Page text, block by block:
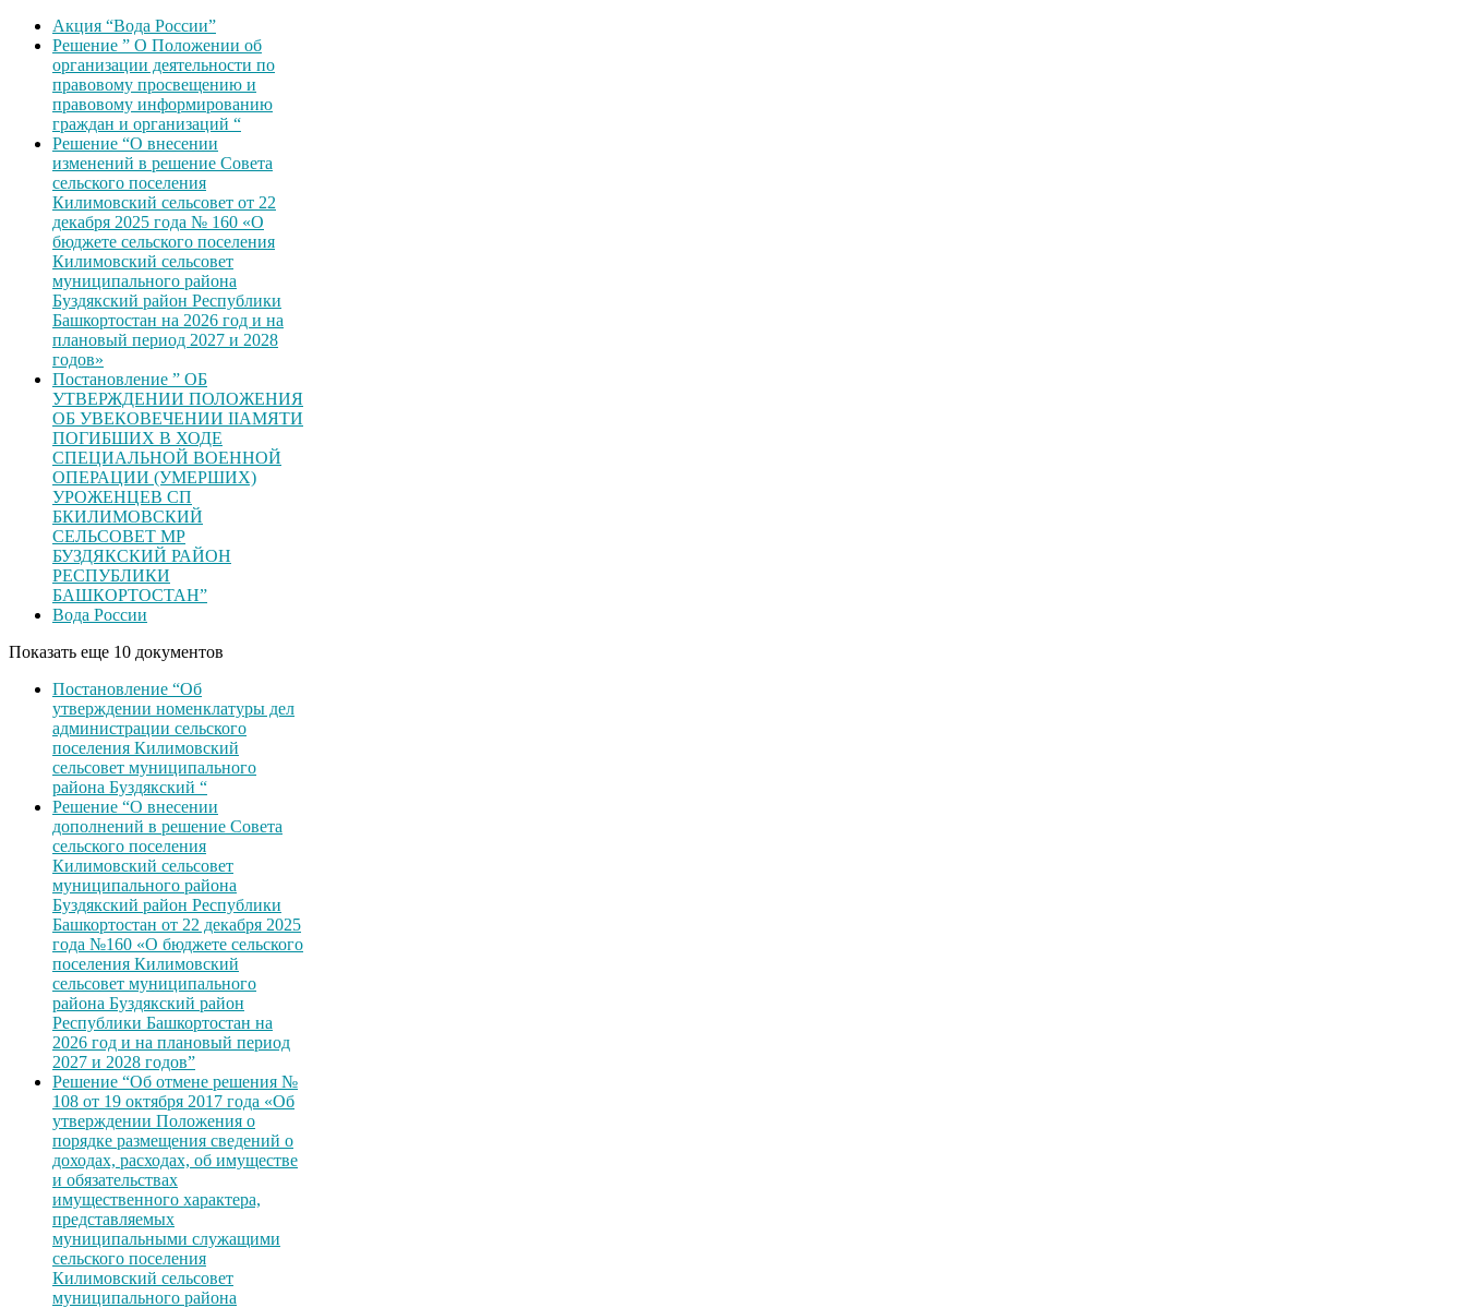
Акция “Вода России”
Решение ” О Положении об
организации деятельности по
правовому просвещению и
правовому информированию
граждан и организаций “
Решение “О внесении
изменений в решение Совета
сельского поселения
Килимовский сельсовет от 22
декабря 2025 года № 160 «О
бюджете сельского поселения
Килимовский сельсовет
муниципального района
Буздякский район Республики
Башкортостан на 2026 год и на
плановый период 2027 и 2028
годов»
Постановление ” ОБ
УТВЕРЖДЕНИИ ПОЛОЖЕНИЯ
ОБ УВЕКОВЕЧЕНИИ ІІАМЯТИ
ПОГИБШИХ В ХОДЕ
СПЕЦИАЛЬНОЙ ВОЕННОЙ
ОПЕРАЦИИ (УМЕРШИХ)
УРОЖЕНЦЕВ CП
БКИЛИМОВСКИЙ
СЕЛЬСОВЕТ МР
БУЗДЯКСКИЙ РАЙОН
РЕСПУБЛИКИ
БАШКОРТОСТАН”
Вода России
Показать еще 10 документов
Постановление “Об
утверждении номенклатуры дел
администрации сельского
поселения Килимовский
сельсовет муниципального
района Буздякский “
Решение “О внесении
дополнений в решение Совета
сельского поселения
Килимовский сельсовет
муниципального района
Буздякский район Республики
Башкортостан от 22 декабря 2025
года №160 «О бюджете сельского
поселения Килимовский
сельсовет муниципального
района Буздякский район
Республики Башкортостан на
2026 год и на плановый период
2027 и 2028 годов”
Решение “Об отмене решения №
108 от 19 октября 2017 года «Об
утверждении Положения о
порядке размещения сведений о
доходах, расходах, об имуществе
и обязательствах
имущественного характера,
представляемых
муниципальными служащими
сельского поселения
Килимовский сельсовет
муниципального района